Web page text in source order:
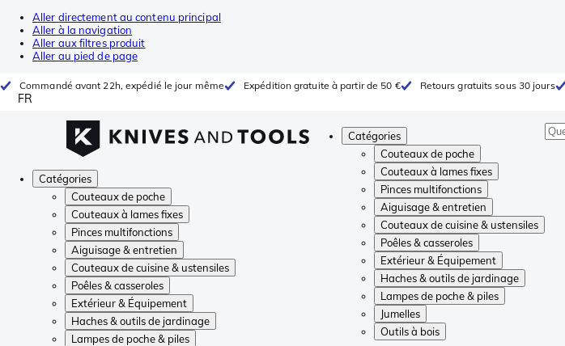
Aller directement au contenu principal
Aller à la navigation
Aller aux filtres produit
Aller au pied de page
Commandé avant 22h, expédié le jour même Expédition gratuite à partir de 50 € Retours gratuits sous 30 jours
FR
Catégories
Couteaux de poche
Couteaux à lames fixes
Pinces multifonctions
Aiguisage & entretien
Couteaux de cuisine & ustensiles
Poêles & casseroles
Extérieur & Équipement
Haches & outils de jardinage
Lampes de poche & piles
Jumelles
Outils à bois
Catégories
Couteaux de poche
Couteaux à lames fixes
Pinces multifonctions
Aiguisage & entretien
Couteaux de cuisine & ustensiles
Poêles & casseroles
Extérieur & Équipement
Haches & outils de jardinage
Lampes de poche & piles